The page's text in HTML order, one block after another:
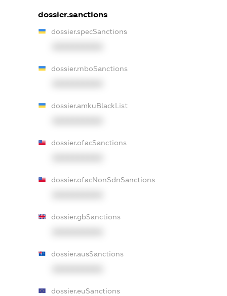
dossier.sanctions
dossier.specSanctions
dossier.rnboSanctions
dossier.amkuBlackList
dossier.ofacSanctions
dossier.ofacNonSdnSanctions
dossier.gbSanctions
dossier.ausSanctions
dossier.euSanctions